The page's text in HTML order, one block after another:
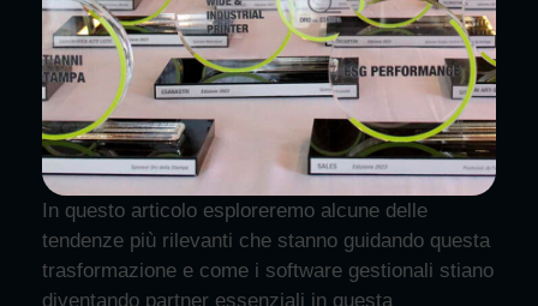
In questo articolo esploreremo alcune delle
tendenze più rilevanti che stanno guidando questa
trasformazione e come i software gestionali stiano
diventando partner essenziali in questa